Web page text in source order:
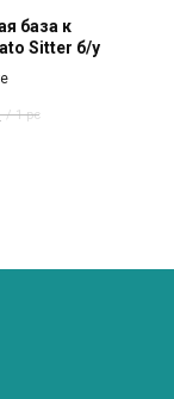
база к
Sitter б/у
/ 1 pc